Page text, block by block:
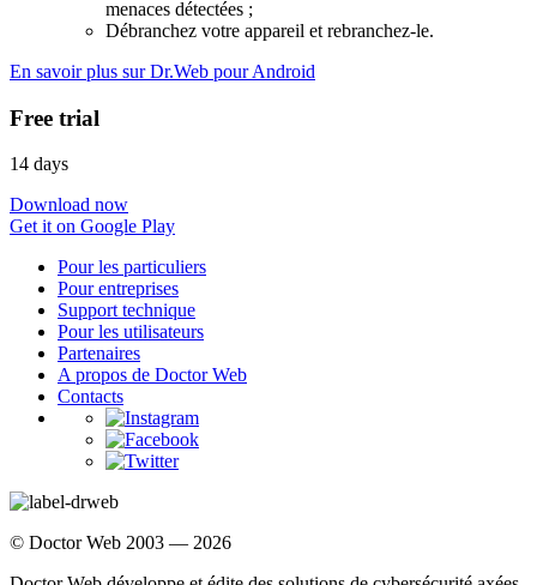
menaces détectées ;
Débranchez votre appareil et rebranchez-le.
En savoir plus sur Dr.Web pour Android
Free trial
14 days
Download now
Get it on Google Play
Pour les particuliers
Pour entreprises
Support technique
Pour les utilisateurs
Partenaires
A propos de Doctor Web
Contacts
© Doctor Web 2003 — 2026